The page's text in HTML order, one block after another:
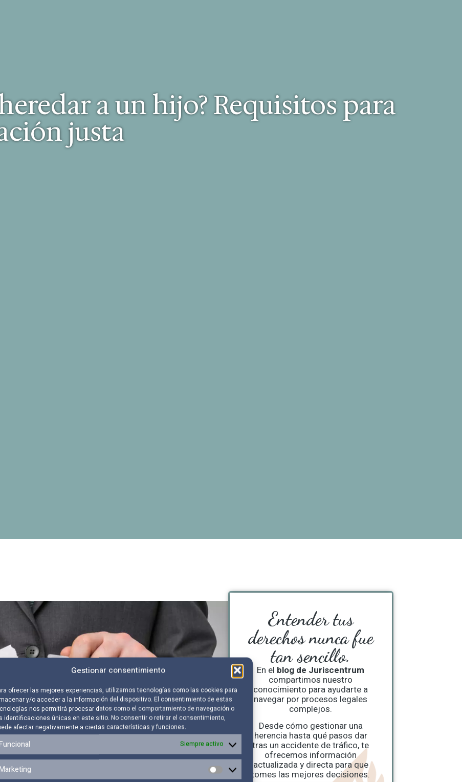
Gestionar consentimiento
ofrecer las mejores experiencias, utilizamos tecnologías como las cookies para
y/o acceder a la información del dispositivo. El consentimiento de estas
nos permitirá procesar datos como el comportamiento de navegación o
identificaciones únicas en este sitio. No consentir o retirar el consentimiento,
afectar negativamente a ciertas características y funciones.
Siempre activo
a un hijo? Requisitos para
justa
Entender tus
derechos nunca fue
tan sencillo.
En el blog de Juriscentrum
compartimos nuestro
conocimiento para ayudarte a
navegar por procesos legales
complejos.
Desde cómo gestionar una
herencia hasta qué pasos dar
tras un accidente de tráfico, te
ofrecemos información
actualizada y directa para que
tomes las mejores decisiones.